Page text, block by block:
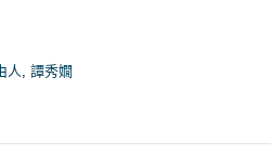
人 ,譚秀嫺